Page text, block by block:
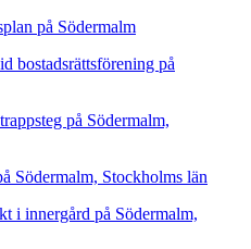
på Södermalm
bostadsrättsförening på
på Södermalm,
Södermalm, Stockholms län
i innergård på Södermalm,